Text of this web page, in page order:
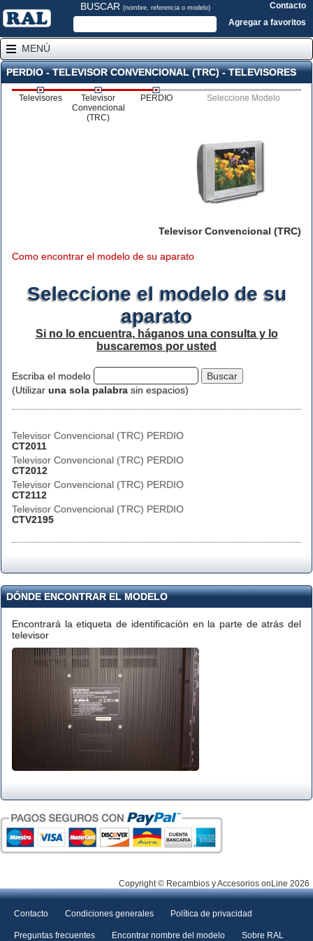
BUSCAR (nombre, referencia o modelo)
Contacto
Agregar a favoritos
MENÚ
PERDIO - TELEVISOR CONVENCIONAL (TRC) - TELEVISORES
Televisores
Televisor
Convencional
(TRC)
PERDIO Seleccione Modelo
Televisor Convencional (TRC)
Como encontrar el modelo de su aparato
Seleccione el modelo de su
aparato
Si no lo encuentra, háganos una consulta y lo
buscaremos por usted
Escriba el modelo
(Utilizar una sola palabra sin espacios)
Televisor Convencional (TRC) PERDIO
CT2011
Televisor Convencional (TRC) PERDIO
CT2012
Televisor Convencional (TRC) PERDIO
CT2112
Televisor Convencional (TRC) PERDIO
CTV2195
DÓNDE ENCONTRAR EL MODELO
Encontrará la etiqueta de identificación en la parte de atrás del
televisor
Copyright © Recambios y Accesorios onLine 2026
Contacto Condiciones generales Política de privacidad
Preguntas frecuentes Encontrar nombre del modelo Sobre RAL